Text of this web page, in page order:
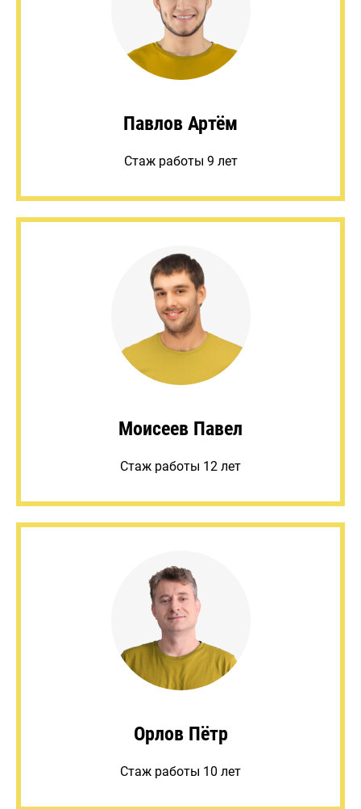
Павлов Артём
Стаж работы 9 лет
Моисеев Павел
Стаж работы 12 лет
Орлов Пётр
Стаж работы 10 лет